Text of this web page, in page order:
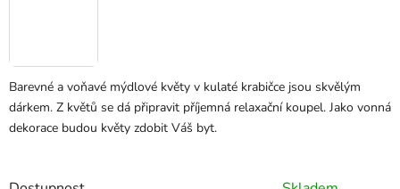
Barevné a voňavé mýdlové květy v kulaté krabičce jsou skvělým
dárkem. Z květů se dá připravit příjemná relaxační koupel. Jako vonná
dekorace budou květy zdobit Váš byt.